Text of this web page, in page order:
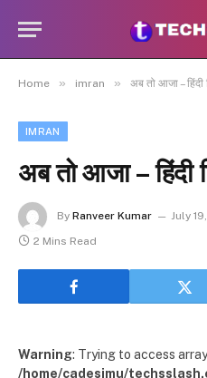
Home » imran » अब तो आजा – हिंदी
IMRAN
अब तो आजा – हिंदी
By Ranveer Kumar July
2 Mins Read
Warning: Trying to access
/home/cadesimu/